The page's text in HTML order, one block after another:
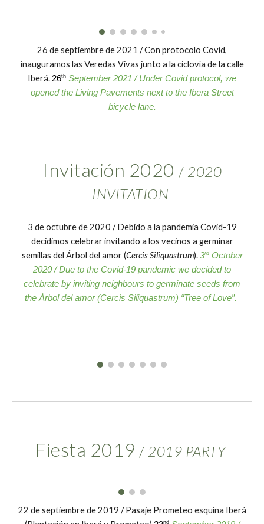
26 de septiembre de 2021 / Con protocolo Covid,
inauguramos las Veredas Vivas junto a la ciclovía de la calle
Iberá.26th September 2021 / Under Covid protocol, we
opened the Living Pavements next to the Ibera Street
bicycle lane.
Invitación 2020 / 2020
INVITATION
3 de octubre de 2020 / Debido a la pandemia Covid-19
decidimos celebrar invitando a los vecinos a germinar
semillas del Árbol del amor (Cercis Siliquastrum).3rdOctober
2020 / Due to the Covid-19 pandemic we decided to
celebrate by inviting neighbours to germinate seeds from
the Árbol del amor (Cercis Siliquastrum) “Tree of Love”.
Fiesta 2019 / 2019 PARTY
22 de septiembre de 2019 / Pasaje Prometeo esquina Iberá
nd